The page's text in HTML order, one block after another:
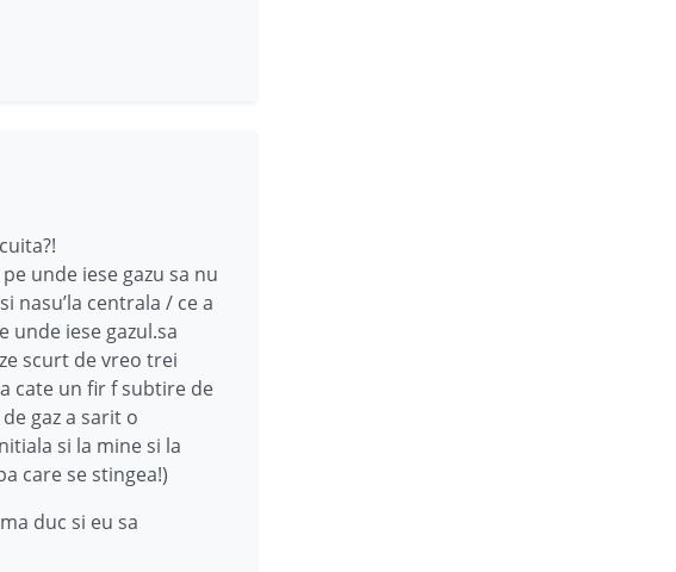
unde iese gazu sa nu
nasu’la centrala / ce a
unde iese gazul.sa
scurt de vreo trei
cate un fir f subtire de
gaz a sarit o
si la mine si la
care se stingea!)
duc si eu sa